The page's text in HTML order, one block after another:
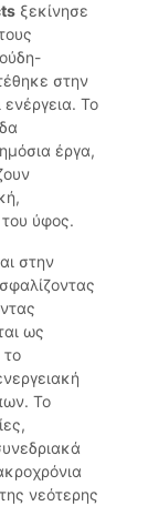
ξεκίνησε
στην
Το
έργα,
ύφος.
στην
ως
το
Το
νεότερης